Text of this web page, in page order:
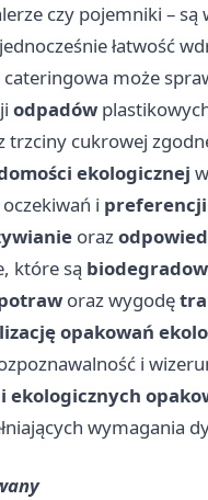
czy pojemniki – są
łatwość
może
odpadów
trzciny cukrowej
ekologicznej
i
oraz
które są
oraz wygodę
opakowań
i
ekologicznych
wymagania